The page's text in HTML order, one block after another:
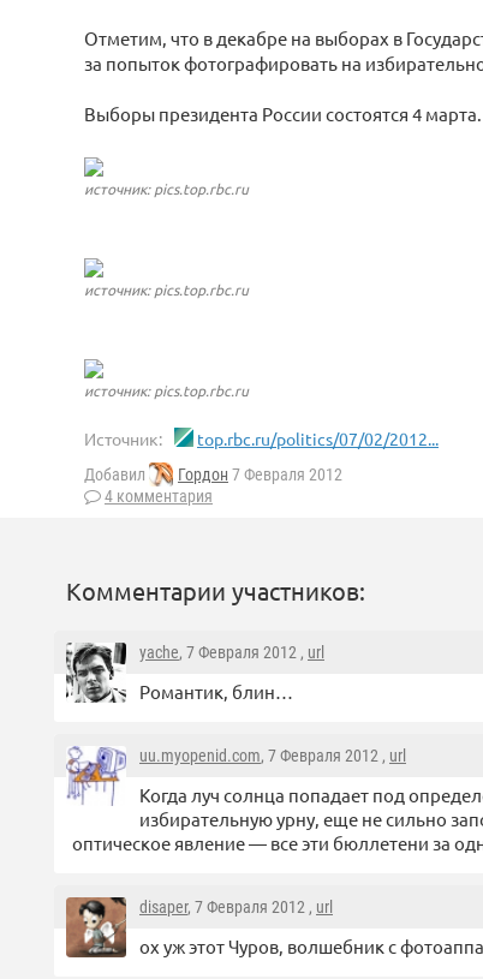
Отметим, что в декабре на выборах в
за попыток фотографировать на
Выборы президента России состоятся 4 марта.
источник: pics.top.rbc.ru
источник: pics.top.rbc.ru
источник: pics.top.rbc.ru
Источник: top.rbc.ru/politics/07/02/2012...
Добавил Гордон 7 Февраля 2012
4 комментария
Комментарии участников:
yache, 7 Февраля 2012 , url
Романтик, блин…
uu.myopenid.com, 7 Февраля 2012 , url
Когда луч солнца попадает под
избирательную урну, еще не сильно
оптическое явление — все эти бюллетени за
disaper, 7 Февраля 2012 , url
ох уж этот Чуров, волшебник с